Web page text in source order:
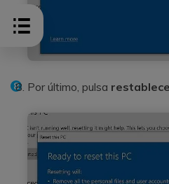
Por último, pulsa